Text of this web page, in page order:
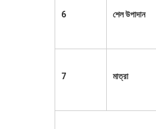
6 শেল উপাদান
7 মাত্রা